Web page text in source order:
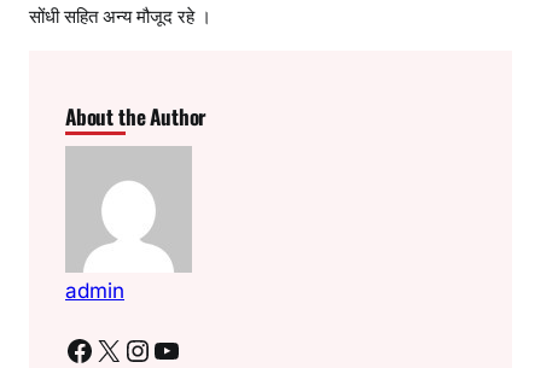
सोंधी सहित अन्य मौजूद रहे ।
About the Author
admin
Facebook X Instagram YouTube